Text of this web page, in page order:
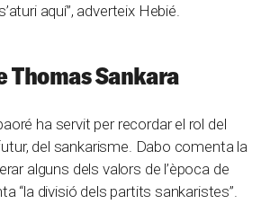
aquí”, adverteix Hebié.
Thomas Sankara
ha servit per recordar el rol del
del sankarisme. Dabo comenta la
alguns dels valors de l’època de
“la divisió dels partits sankaristes”.